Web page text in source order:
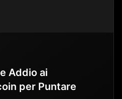
Addio ai
per Puntare